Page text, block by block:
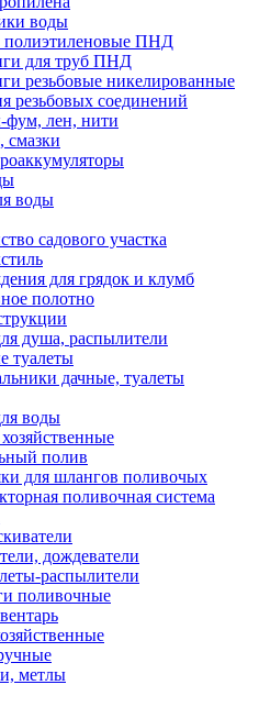
воды
полиэтиленовые ПНД
для труб ПНД
резьбовые никелированные
резьбовых соединений
фум, лен, нити
смазки
воды
садового участка
для грядок и клумб
полотно
душа, распылители
туалеты
дачные, туалеты
воды
полив
для шлангов поливочых
поливочная система
дождеватели
распылители
поливочные
метлы